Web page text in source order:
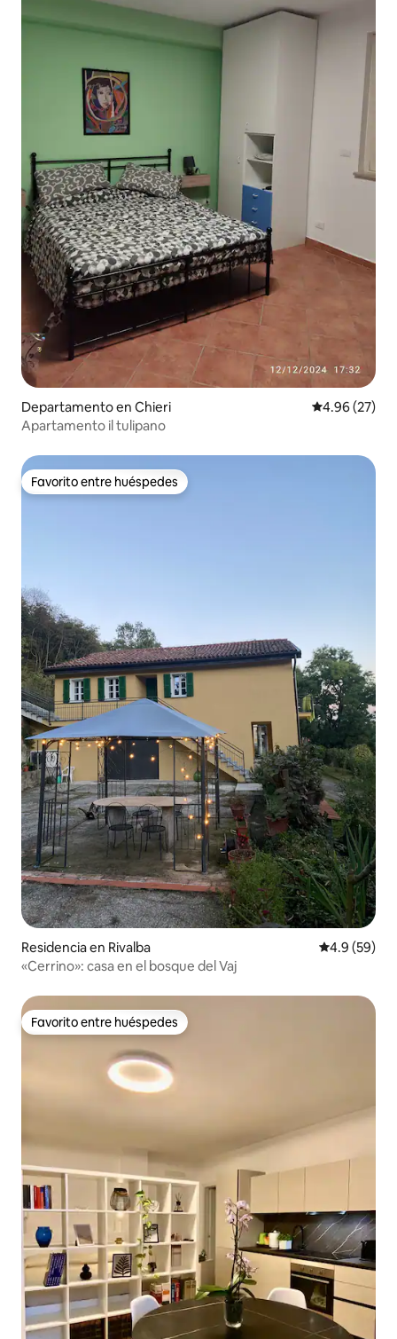
Departamento en Chieri Calificación
4.96 (27)
Apartamento il tulipano
Favorito entre huéspedes
Favorito entre huéspedes
Residencia en Rivalba Calificación
4.9 (59)
«Cerrino»: casa en el bosque del Vaj
Favorito entre huéspedes
Favorito entre huéspedes